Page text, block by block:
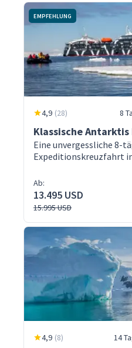
EMPFEHLUNG
4,9 (28) 8
Klassische
Eine unvergessliche 8-
Expeditionskreuzfahrt
Ab:
13.495 USD
15.995 USD
4,9 (8) 14